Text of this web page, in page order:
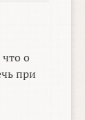
о
при